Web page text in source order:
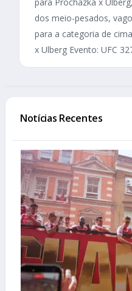
dos meio-pesados,
para a categoria de
x Ulberg Evento: UFC
Notícias Recentes